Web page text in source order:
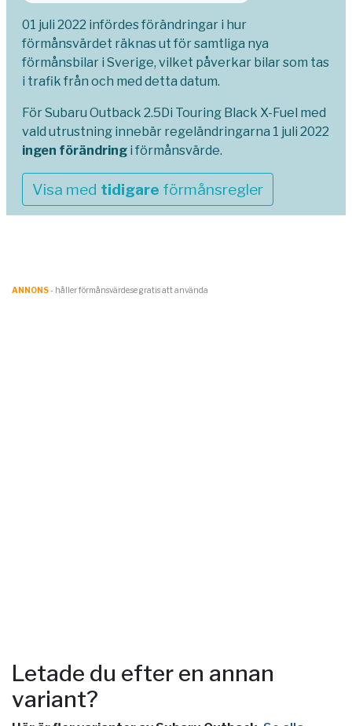
01 juli 2022 infördes förändringar i hur
förmånsvärdet räknas ut för samtliga nya
förmånsbilar i Sverige, vilket påverkar bilar som tas
i trafik från och med detta datum.
För Subaru Outback 2.5Di Touring Black X-Fuel med
vald utrustning innebär regeländringarna 1 juli 2022
ingen förändring i förmånsvärde.
Visa med tidigare förmånsregler
ANNONS- håller förmånsvärde.se gratis att använda
Letade du efter en annan
variant?